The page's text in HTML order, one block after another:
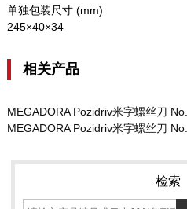
单独包装尺寸 (mm)
245×40×34
相关产品
MEGADORA Pozidriv米字螺丝刀
MEGADORA Pozidriv米字螺丝刀
检索